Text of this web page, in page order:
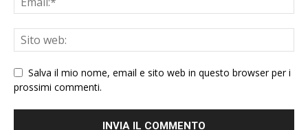
Salva il mio nome, email e sito web in questo browser per i
prossimi commenti.